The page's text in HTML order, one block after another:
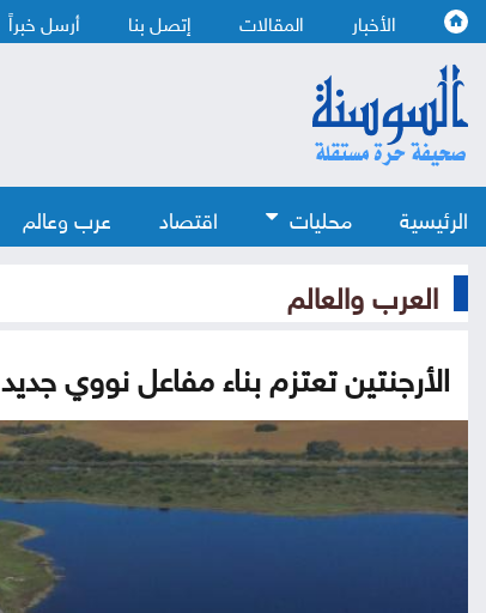
الأخبار المقالات إتصل بنا أرسل خبراً
الرئيسية محليات اقتصاد عرب وعالم
العرب والعالم
الأرجنتين تعتزم بناء مفاعل نووي جديد